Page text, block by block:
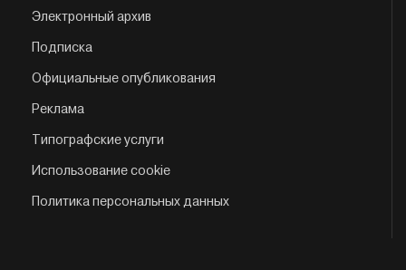
Электронный архив
Подписка
Официальные опубликования
Реклама
Типографские услуги
Использование cookie
Политика персональных данных